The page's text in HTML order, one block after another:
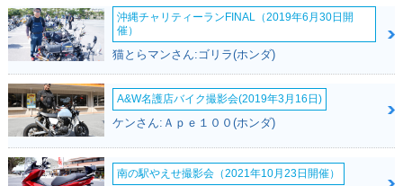
は、GROMMETという英語を短縮したもの。GROMMETには、もとの意
味から外れて、俗語として、サーフィンやスケートボードなどの横乗り系
スポーツフリークを指すことがある。若者たちの遊び道具、ファッション
の一部に、との意図が込められたものだ。生産国のタイや欧州では
「MSX125」という名称で販売された。
沖縄チャリティーランFINAL（2019年6月30日開
催）
猫とらマンさん:ゴリラ(ホンダ)
A&W名護店バイク撮影会(2019年3月16日)
ケンさん:Ａｐｅ１００(ホンダ)
南の駅やえせ撮影会（2021年10月23日開催）